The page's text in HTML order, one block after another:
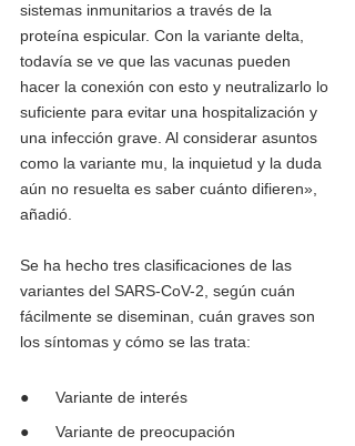
sistemas inmunitarios a través de la
proteína espicular. Con la variante delta,
todavía se ve que las vacunas pueden
hacer la conexión con esto y neutralizarlo lo
suficiente para evitar una hospitalización y
una infección grave. Al considerar asuntos
como la variante mu, la inquietud y la duda
aún no resuelta es saber cuánto difieren»,
añadió.
Se ha hecho tres clasificaciones de las
variantes del SARS-CoV-2, según cuán
fácilmente se diseminan, cuán graves son
los síntomas y cómo se las trata:
●      Variante de interés
●      Variante de preocupación